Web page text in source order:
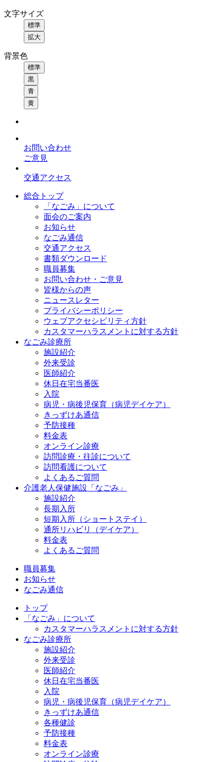
文字サイズ
標準
拡大
背景色
標準
黒
青
黄
お問い合わせ
ご意見
交通アクセス
総合トップ
「なごみ」について
面会のご案内
お知らせ
なごみ通信
交通アクセス
書類ダウンロード
職員募集
お問い合わせ・ご意見
皆様からの声
ニュースレター
プライバシーポリシー
ウェブアクセシビリティ方針
カスタマーハラスメントに対する方針
なごみ診療所
施設紹介
外来受診
医師紹介
休日在宅当番医
入院
病児・病後児保育（病児デイケア）
きっずけあ通信
予防接種
料金表
オンライン診療
訪問診療・往診について
訪問看護について
よくあるご質問
介護老人保健施設「なごみ」
施設紹介
長期入所
短期入所（ショートステイ）
通所リハビリ（デイケア）
料金表
よくあるご質問
職員募集
お知らせ
なごみ通信
トップ
「なごみ」について
カスタマーハラスメントに対する方針
なごみ診療所
施設紹介
外来受診
医師紹介
休日在宅当番医
入院
病児・病後児保育（病児デイケア）
きっずけあ通信
各種健診
予防接種
料金表
オンライン診療